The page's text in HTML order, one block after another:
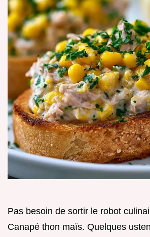
Pas besoin de sortir le robot
Canapé thon maïs. Quelques